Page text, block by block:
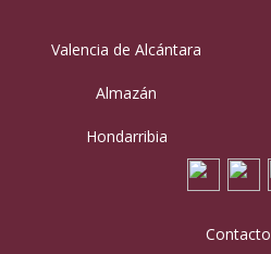
Valencia de Alcántara
Almazán
Hondarribia
Contacto